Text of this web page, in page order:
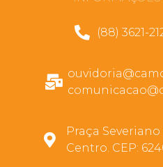
(88) 3621-
Praça Severiano
Centro. CEP: